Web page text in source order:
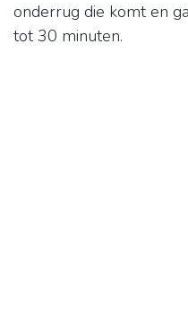
onderrug die komt en
tot 30 minuten.